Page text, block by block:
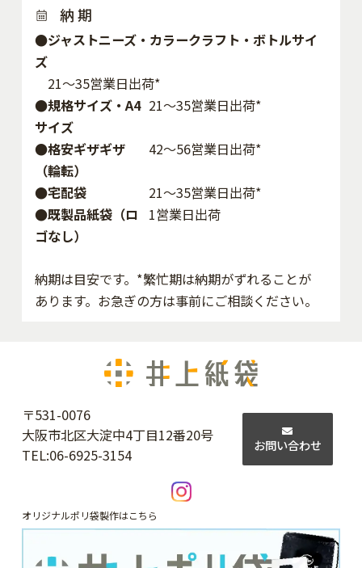
納 期
●ジャストニーズ・カラークラフト・ボトルサイ
ズ
21～35営業日出荷*
●規格サイズ・A4
サイズ
21～35営業日出荷*
●格安ギザギザ
（輪転）
42〜56営業日出荷*
●宅配袋
21～35営業日出荷*
●既製品紙袋（ロ
ゴなし）
1営業日出荷
納期は目安です。*繁忙期は納期がずれることが
あります。お急ぎの方は事前にご相談ください。
〒531-0076
大阪市北区大淀中4丁目12番20号
TEL:06-6925-3154
お問い合わせ
オリジナルポリ袋製作はこちら